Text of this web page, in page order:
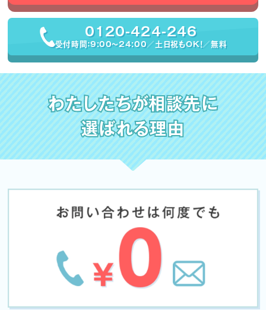
0120-424-246
受付時間：9:00〜24:00／土日祝もOK！／無料
わたしたちが相談先に
選ばれる理由